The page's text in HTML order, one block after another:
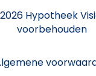
Hypotheek
voorbehouden